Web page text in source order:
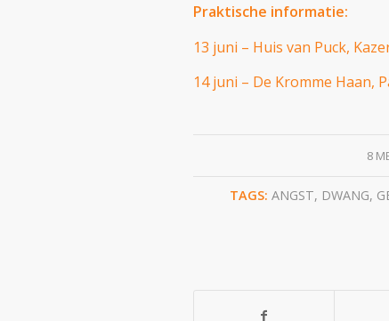
Praktische informatie:
13 juni – Huis van Puck,
14 juni – De Kromme Haan,
8/
TAGS: ANGST, DWANG,